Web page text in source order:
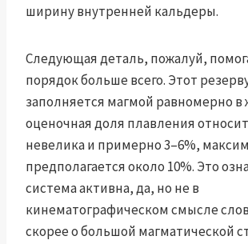
ширину внутренней кальдеры.
Следующая деталь, пожалуй,
порядок больше всего. Этот
заполняется магмой равномерно
оценочная доля плавления
невелика и примерно 3–6%,
предполагается около 10%. Это
система активна, да, но не в
кинематографическом смысле
скорее о большой магматической